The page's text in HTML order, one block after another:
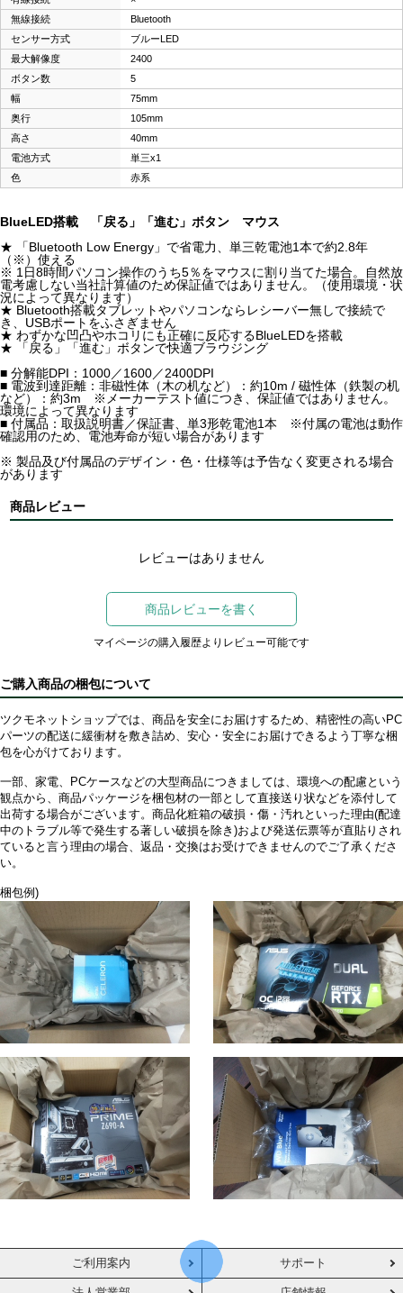
無線接続
Bluetooth
センサー方式
ブルーLED
最大解像度
2400
ボタン数
5
幅
75mm
奥行
105mm
高さ
40mm
電池方式
単三x1
色
赤系
BlueLED搭載 「戻る」「進む」ボタン マウス
★ 「Bluetooth Low Energy」で省電力、単三乾電池1本で約2.8年
（※）使える
※ 1日8時間パソコン操作のうち5％をマウスに割り当てた場合。自然放
電考慮しない当社計算値のため保証値ではありません。（使用環境・状
況によって異なります）
★ Bluetooth搭載タブレットやパソコンならレシーバー無しで接続で
き、USBポートをふさぎません
★ わずかな凹凸やホコリにも正確に反応するBlueLEDを搭載
★ 「戻る」「進む」ボタンで快適ブラウジング
■ 分解能DPI：1000／1600／2400DPI
■ 電波到達距離：非磁性体（木の机など）：約10m / 磁性体（鉄製の机
など）：約3m ※メーカーテスト値につき、保証値ではありません。
環境によって異なります
■ 付属品：取扱説明書／保証書、単3形乾電池1本 ※付属の電池は動作
確認用のため、電池寿命が短い場合があります
※ 製品及び付属品のデザイン・色・仕様等は予告なく変更される場合
があります
商品レビュー
レビューはありません
商品レビューを書く
マイページの購入履歴よりレビュー可能です
ご購入商品の梱包について
ツクモネットショップでは、商品を安全にお届けするため、精密性の高いPC
パーツの配送に緩衝材を敷き詰め、安心・安全にお届けできるよう丁寧な梱
包を心がけております。
一部、家電、PCケースなどの大型商品につきましては、環境への配慮という
観点から、商品パッケージを梱包材の一部として直接送り状などを添付して
出荷する場合がございます。商品化粧箱の破損・傷・汚れといった理由(配達
中のトラブル等で発生する著しい破損を除き)および発送伝票等が直貼りされ
ていると言う理由の場合、返品・交換はお受けできませんのでご了承くださ
い。
梱包例)
ご利用案内 サポート